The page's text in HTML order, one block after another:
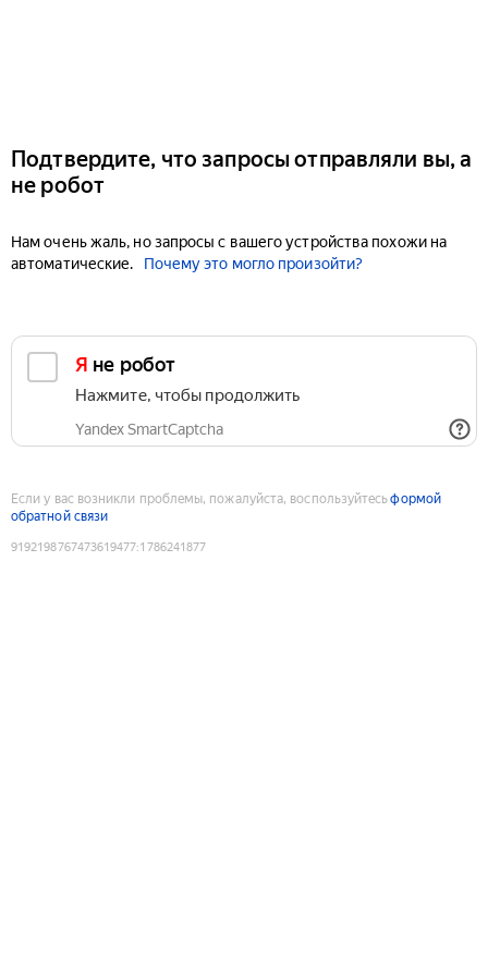
Подтвердите, что запросы отправляли вы, а
не робот
Нам очень жаль, но запросы с вашего устройства похожи на
автоматические.
Почему это могло произойти?
Я не робот
Нажмите, чтобы продолжить
Yandex SmartCaptcha
Если у вас возникли проблемы, пожалуйста, воспользуйтесьформой
обратной связи
9192198767473619477:1786241877